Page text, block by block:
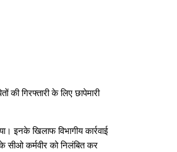
गिरफ्तारी के लिए छापेमारी
इनके खिलाफ विभागीय कार्रवाई
सीओ कर्मवीर को निलंबित कर